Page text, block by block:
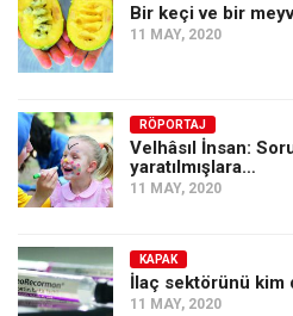
Afrika
Avustralya
Tarih
Dosyalar
Bir keçi ve bir
11 MAY, 2020
RÖPORTAJ
Velhâsıl İnsan:
yaratılmışlara…
11 MAY, 2020
KAPAK
İlaç sektörünü kim
11 MAY, 2020